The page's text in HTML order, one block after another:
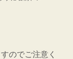
のでご注意く